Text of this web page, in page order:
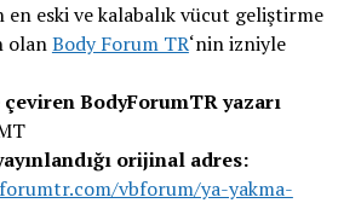
en eski ve kalabalık vücut geliştirme
olanBody Forum TR‘nin izniyle
çeviren BodyForumTR yazarı
orijinal adres:
vbforum/ya-yakma-